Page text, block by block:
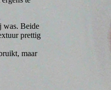
was. Beide
prettig
maar